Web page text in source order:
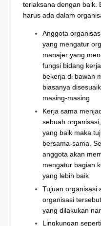
terlaksana dengan baik.
harus ada dalam
Anggota
yang mengatur
manajer yang
fungsi bidang
bekerja di bawah
biasanya
masing-masing
Kerja sama
sebuah
yang baik maka
bersama-sama.
anggota akan
mengatur bagian
yang lebih baik
Tujuan organisasi
organisasi
yang dilakukan
Lingkungan